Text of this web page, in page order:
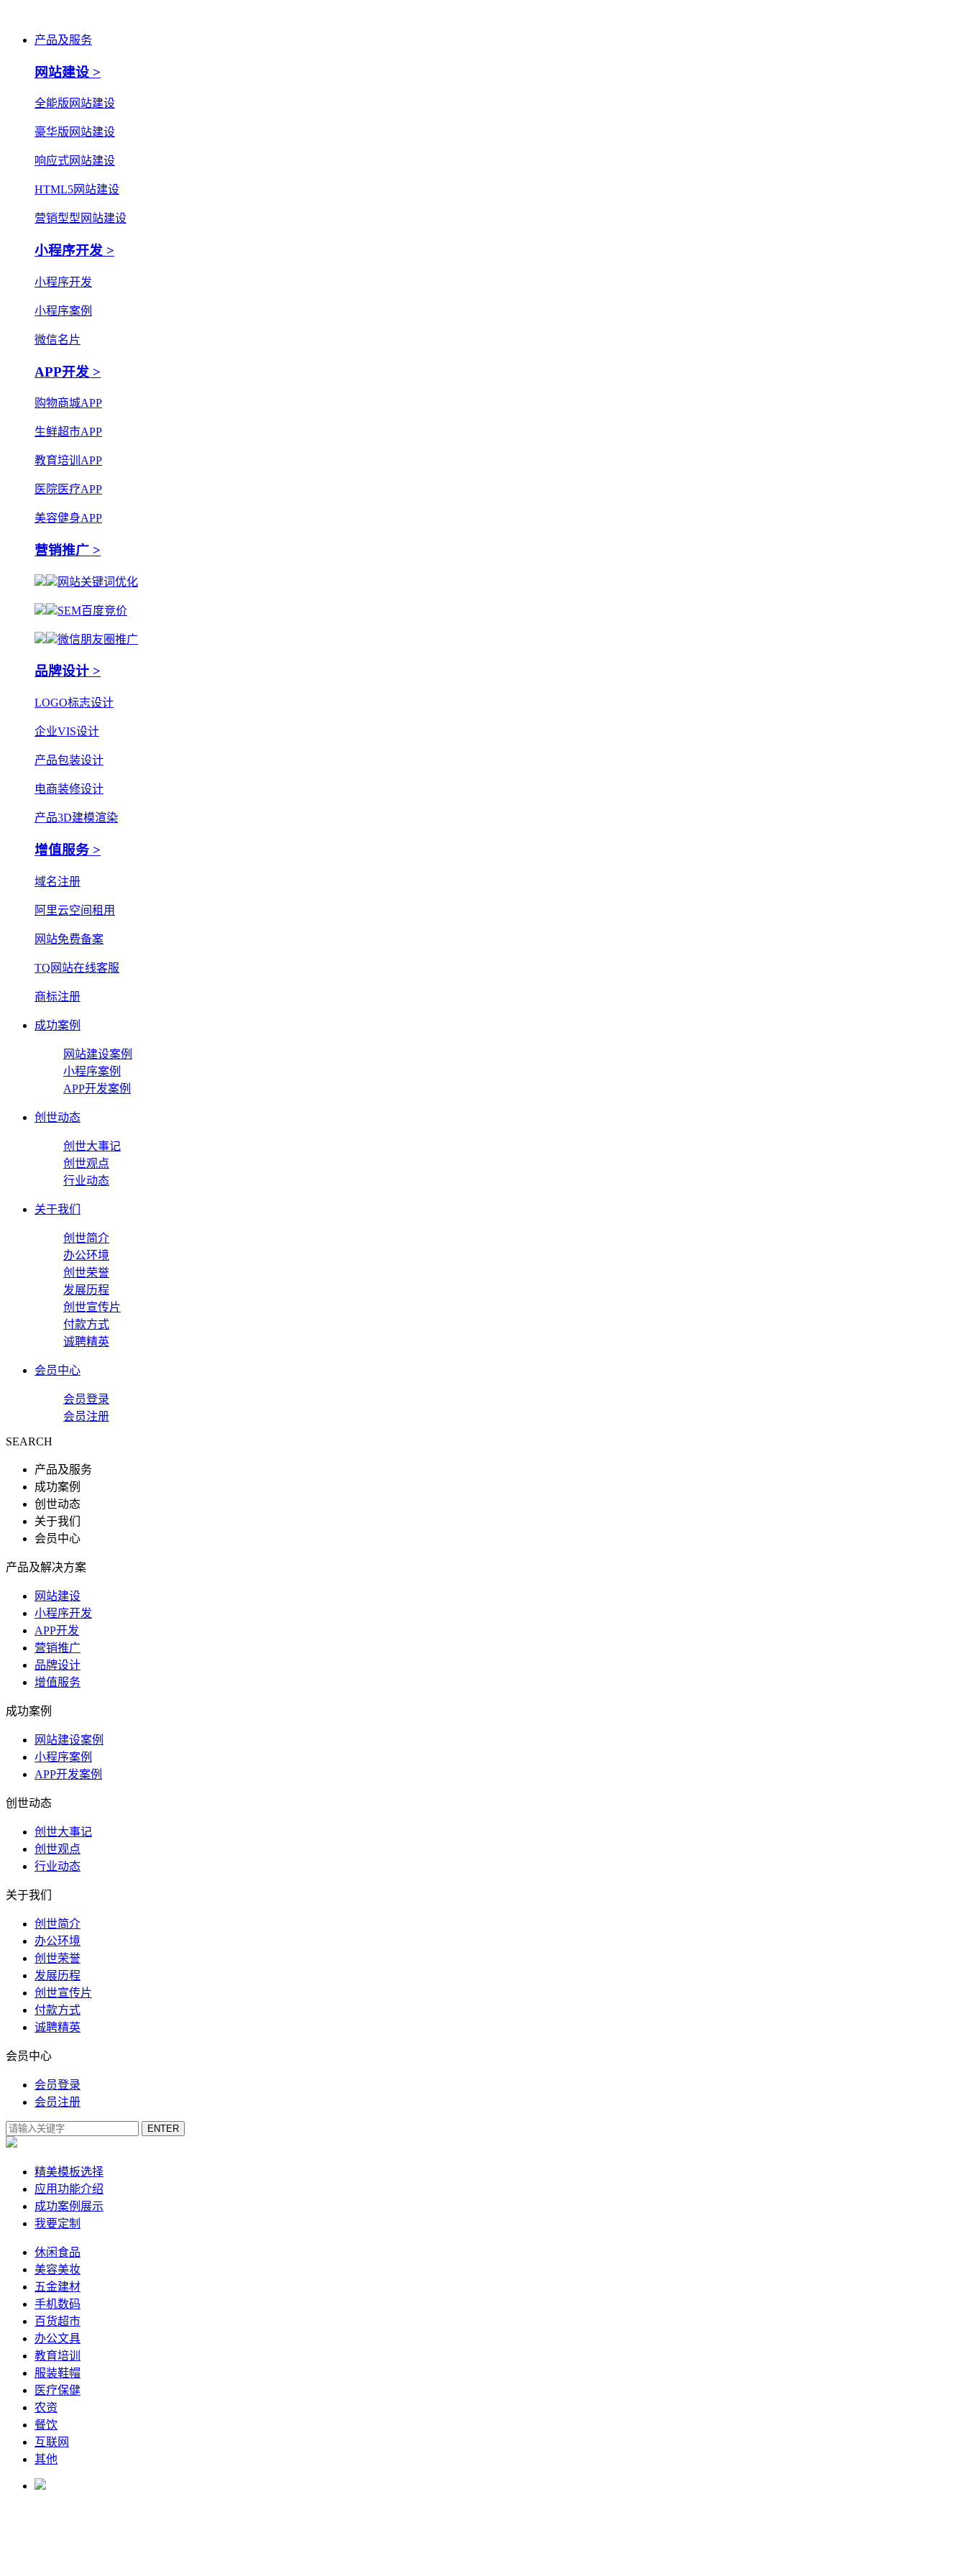
产品及服务
网站建设 >
全能版网站建设
豪华版网站建设
响应式网站建设
HTML5网站建设
营销型型网站建设
小程序开发 >
小程序开发
小程序案例
微信名片
APP开发 >
购物商城APP
生鲜超市APP
教育培训APP
医院医疗APP
美容健身APP
营销推广 >
网站关键词优化
SEM百度竞价
微信朋友圈推广
品牌设计 >
LOGO标志设计
企业VIS设计
产品包装设计
电商装修设计
产品3D建模渲染
增值服务 >
域名注册
阿里云空间租用
网站免费备案
TQ网站在线客服
商标注册
成功案例
网站建设案例
小程序案例
APP开发案例
创世动态
创世大事记
创世观点
行业动态
关于我们
创世简介
办公环境
创世荣誉
发展历程
创世宣传片
付款方式
诚聘精英
会员中心
会员登录
会员注册
SEARCH
产品及服务
成功案例
创世动态
关于我们
会员中心
产品及解决方案
网站建设
小程序开发
APP开发
营销推广
品牌设计
增值服务
成功案例
网站建设案例
小程序案例
APP开发案例
创世动态
创世大事记
创世观点
行业动态
关于我们
创世简介
办公环境
创世荣誉
发展历程
创世宣传片
付款方式
诚聘精英
会员中心
会员登录
会员注册
精美模板选择
应用功能介绍
成功案例展示
我要定制
休闲食品
美容美妆
五金建材
手机数码
百货超市
办公文具
教育培训
服装鞋帽
医疗保健
农资
餐饮
互联网
其他